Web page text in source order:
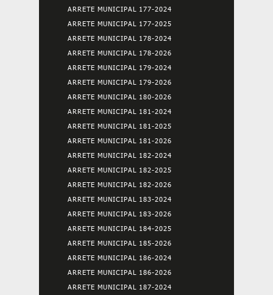
ARRETE MUNICIPAL 177-2024
ARRETE MUNICIPAL 177-2025
ARRETE MUNICIPAL 178-2024
ARRETE MUNICIPAL 178-2026
ARRETE MUNICIPAL 179-2024
ARRETE MUNICIPAL 179-2026
ARRETE MUNICIPAL 180-2026
ARRETE MUNICIPAL 181-2024
ARRETE MUNICIPAL 181-2025
ARRETE MUNICIPAL 181-2026
ARRETE MUNICIPAL 182-2024
ARRETE MUNICIPAL 182-2025
ARRETE MUNICIPAL 182-2026
ARRETE MUNICIPAL 183-2024
ARRETE MUNICIPAL 183-2026
ARRETE MUNICIPAL 184-2025
ARRETE MUNICIPAL 185-2026
ARRETE MUNICIPAL 186-2024
ARRETE MUNICIPAL 186-2026
ARRETE MUNICIPAL 187-2024